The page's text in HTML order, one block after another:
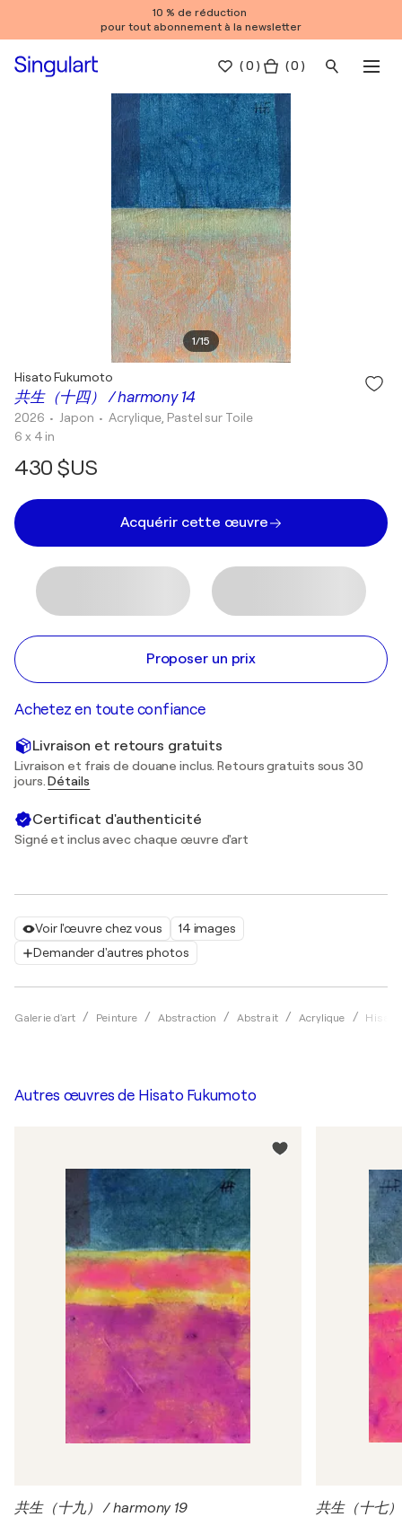
10 % de réduction
pour tout abonnement à la newsletter
(0 ) ( 0 )
1/15
Voir l'œuvre chez vous
14 images
Demander d'autres photos
Galerie d'art Peinture Abstraction Abstrait Acrylique Hisato
共生（十四） / harmony 14
Hisato Fukumoto
2026 • Japon •Acrylique, Pastel sur Toile
6 x 4 in
430 $US
Acquérir cette œuvre
Proposer un prix
Achetez en toute confiance
Livraison et retours gratuits
Livraison et frais de douane inclus. Retours gratuits sous 30
jours.Détails
Certificat d'authenticité
Signé et inclus avec chaque œuvre d'art
Autres œuvres de Hisato Fukumoto
共生（十九） / harmony 19 共生（十七